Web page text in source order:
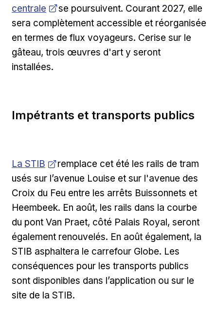
centrale
se poursuivent. Courant 2027, elle
sera complètement accessible et réorganisée
en termes de flux voyageurs. Cerise sur le
gâteau, trois œuvres d'art y seront
installées.
Impétrants et transports publics
Ouvrir dans une nouvelle fenêtre
La STIB
remplace cet été les rails de tram
usés sur l’avenue Louise et sur l'avenue des
Croix du Feu entre les arrêts Buissonnets et
Heembeek. En août, les rails dans la courbe
du pont Van Praet, côté Palais Royal, seront
également renouvelés. En août également, la
STIB asphaltera le carrefour Globe. Les
conséquences pour les transports publics
sont disponibles dans l’application ou sur le
site de la STIB.